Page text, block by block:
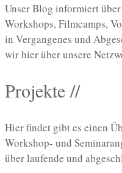
Unser Blog informiert
Workshops, Filmcamps,
in Vergangenes und
wir hier über unsere
Projekte //
Hier findet gibt es einen
Workshop- und
über laufende und